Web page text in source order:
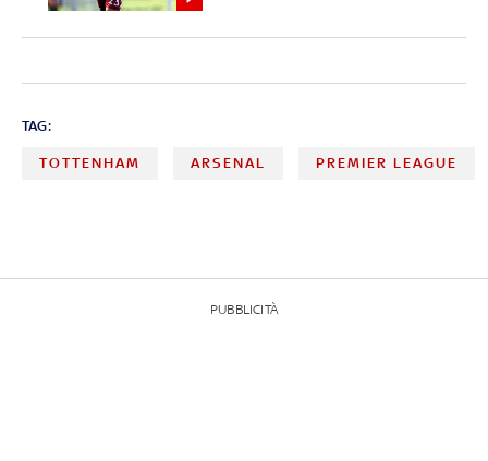
TAG:
TOTTENHAM ARSENAL PREMIER LEAGUE
PUBBLICITÀ